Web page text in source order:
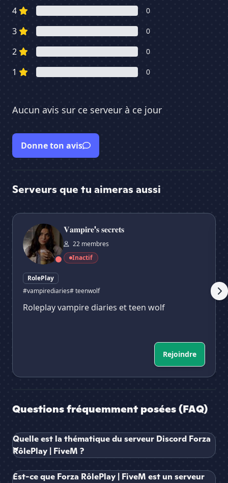
4 0
3 0
2 0
1 0
Aucun avis sur ce serveur à ce jour
Donne ton avis
Serveurs que tu aimeras aussi
𝐕𝐚𝐦𝐩𝐢𝐫𝐞'𝐬 𝐬𝐞𝐜𝐫𝐞𝐭𝐬
𝐕𝐚𝐦𝐩𝐢𝐫𝐞'𝐬 𝐬𝐞𝐜𝐫𝐞𝐭𝐬
22 membres
Inactif
RolePlay
#vampirediaries# teenwolf
Roleplay vampire diaries et teen wolf
Rejoindre
Questions fréquemment posées (FAQ)
Quelle est la thématique du serveur Discord Forza
RôlePlay | FiveM ?
Est-ce que Forza RôlePlay | FiveM est un serveur